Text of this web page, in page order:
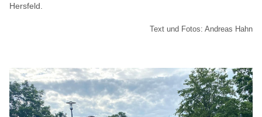
Hersfeld.
Text und Fotos: Andreas Hahn